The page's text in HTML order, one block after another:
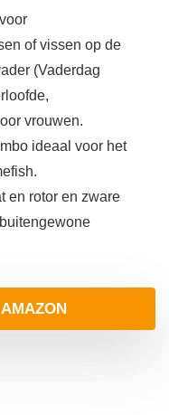
of vissen op de
(Vaderdag
vrouwen.
ideaal voor het
en rotor en zware